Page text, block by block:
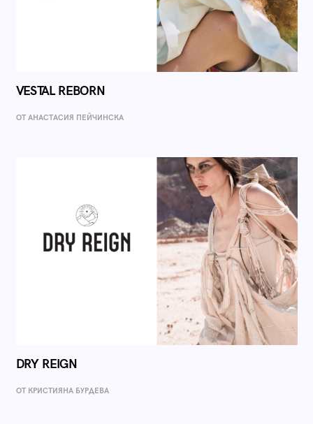
VESTAL REBORN
ОТ AНАСТАСИЯ ПЕЙЧИНСКА
DRY REIGN
ОТ КРИСТИЯНА БУРДЕВА